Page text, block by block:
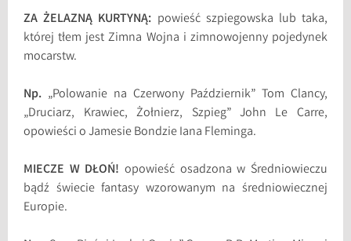
ZA ŻELAZNĄ KURTYNĄ: powieść szpiegowska lub taka,
której tłem jest Zimna Wojna i zimnowojenny pojedynek
mocarstw.
Np. „Polowanie na Czerwony Październik” Tom Clancy,
„Druciarz, Krawiec, Żołnierz, Szpieg” John Le Carre,
opowieści o Jamesie Bondzie Iana Fleminga.
MIECZE W DŁOŃ! opowieść osadzona w Średniowieczu
bądź świecie fantasy wzorowanym na średniowiecznej
Europie.